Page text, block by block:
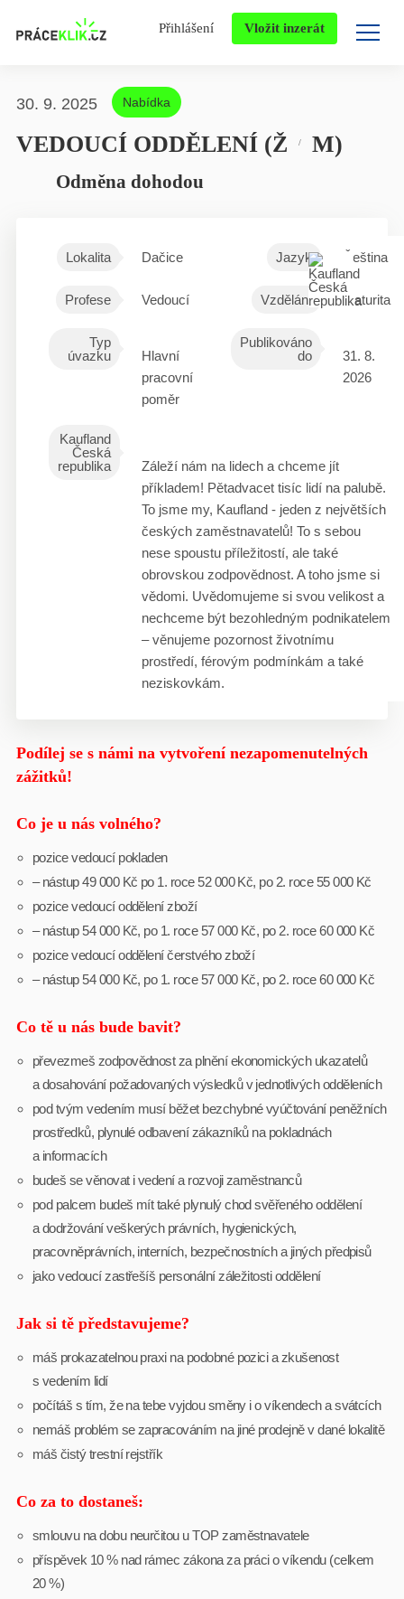
Přihlášení Vložit inzerát
30. 9. 2025 Nabídka
VEDOUCÍ ODDĚLENÍ (Ž / M)
Odměna dohodou
Lokalita Dačice Jazyk Čeština
Profese Vedoucí Vzdělání Maturita
Typ
úvazku
Hlavní
pracovní
poměr
Publikováno
do
31. 8.
2026
Kaufland
Česká
republika
Záleží nám na lidech a chceme jít
příkladem! Pětadvacet tisíc lidí na palubě.
To jsme my, Kaufland - jeden z největších
českých zaměstnavatelů! To s sebou
nese spoustu příležitostí, ale také
obrovskou zodpovědnost. A toho jsme si
vědomi. Uvědomujeme si svou velikost a
nechceme být bezohledným podnikatelem
– věnujeme pozornost životnímu
prostředí, férovým podmínkám a také
neziskovkám.
Podílej se s námi na vytvoření nezapomenutelných
zážitků!
Co je u nás volného?
pozice vedoucí pokladen
– nástup 49 000 Kč po 1. roce 52 000 Kč, po 2. roce 55 000 Kč
pozice vedoucí oddělení zboží
– nástup 54 000 Kč, po 1. roce 57 000 Kč, po 2. roce 60 000 Kč
pozice vedoucí oddělení čerstvého zboží
– nástup 54 000 Kč, po 1. roce 57 000 Kč, po 2. roce 60 000 Kč
Co tě u nás bude bavit?
převezmeš zodpovědnost za plnění ekonomických ukazatelů
a dosahování požadovaných výsledků v jednotlivých odděleních
pod tvým vedením musí běžet bezchybné vyúčtování peněžních
prostředků, plynulé odbavení zákazníků na pokladnách
a informacích
budeš se věnovat i vedení a rozvoji zaměstnanců
pod palcem budeš mít také plynulý chod svěřeného oddělení
a dodržování veškerých právních, hygienických,
pracovněprávních, interních, bezpečnostních a jiných předpisů
jako vedoucí zastřešíš personální záležitosti oddělení
Jak si tě představujeme?
máš prokazatelnou praxi na podobné pozici a zkušenost
s vedením lidí
počítáš s tím, že na tebe vyjdou směny i o víkendech a svátcích
nemáš problém se zapracováním na jiné prodejně v dané lokalitě
máš čistý trestní rejstřík
Co za to dostaneš:
smlouvu na dobu neurčitou u TOP zaměstnavatele
příspěvek 10 % nad rámec zákona za práci o víkendu (celkem
20 %)